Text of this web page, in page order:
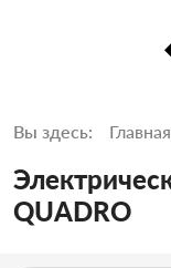
Вы здесь: Главная
QUADRO